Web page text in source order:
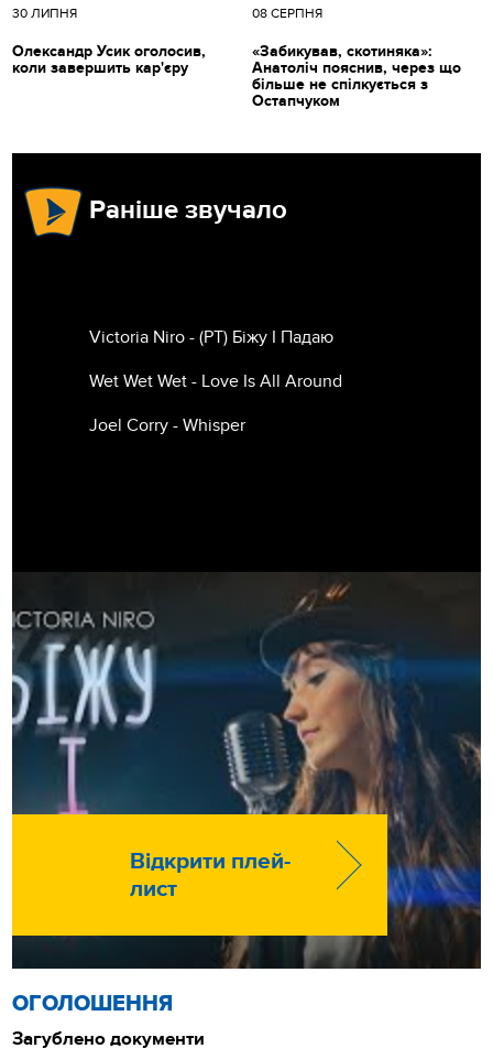
30 ЛИПНЯ
Олександр Усик оголосив,
коли завершить кар'єру
08 СЕРПНЯ
«Забикував, скотиняка»:
Анатоліч пояснив, через що
більше не спілкується з
Остапчуком
Раніше звучало
Victoria Niro - (РТ) Біжу І Падаю
Wet Wet Wet - Love Is All Around
Joel Corry - Whisper
Відкрити плей-
лист
ОГОЛОШЕННЯ
Загублено документи